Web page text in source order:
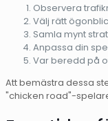
Observera
Välj rätt
Samla mynt
Anpassa din
Var beredd på
Att bemästra dessa
"chicken road"-